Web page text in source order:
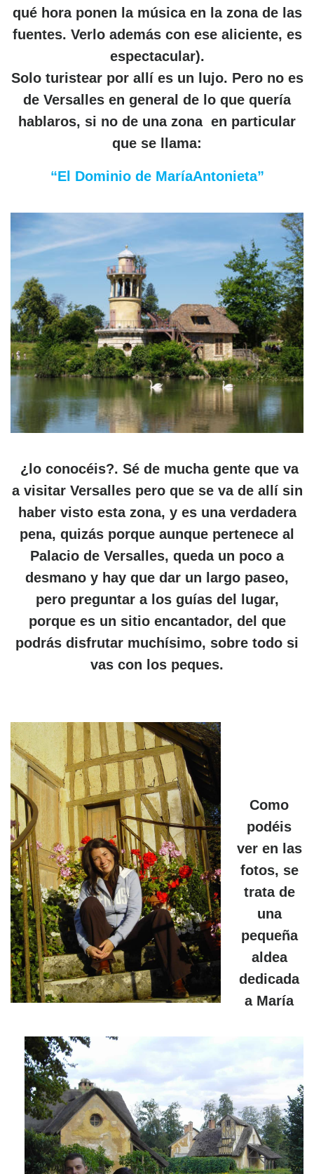
qué hora ponen la música en la zona de las
fuentes. Verlo además con ese aliciente, es
espectacular).
Solo turistear por allí es un lujo. Pero no es
de Versalles en general de lo que quería
hablaros, si no de una zona en particular
que se llama:
“El Dominio de MaríaAntonieta”
¿lo conocéis?. Sé de mucha gente que va
a visitar Versalles pero que se va de allí sin
haber visto esta zona, y es una verdadera
pena, quizás porque aunque pertenece al
Palacio de Versalles, queda un poco a
desmano y hay que dar un largo paseo,
pero preguntar a los guías del lugar,
porque es un sitio encantador, del que
podrás disfrutar muchísimo, sobre todo si
vas con los peques.
Como
podéis
ver en las
fotos, se
trata de
una
pequeña
aldea
dedicada
a María